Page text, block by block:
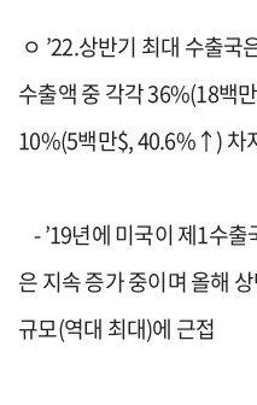
ㅇ ’22.상반기 최대 수출국
수출액 중 각각36%(18백만
10%(5백만$, 40.6%↑)차
-’19년에미국이제1수출
은지속 증가중이며올해
규모(역대 최대)에 근접